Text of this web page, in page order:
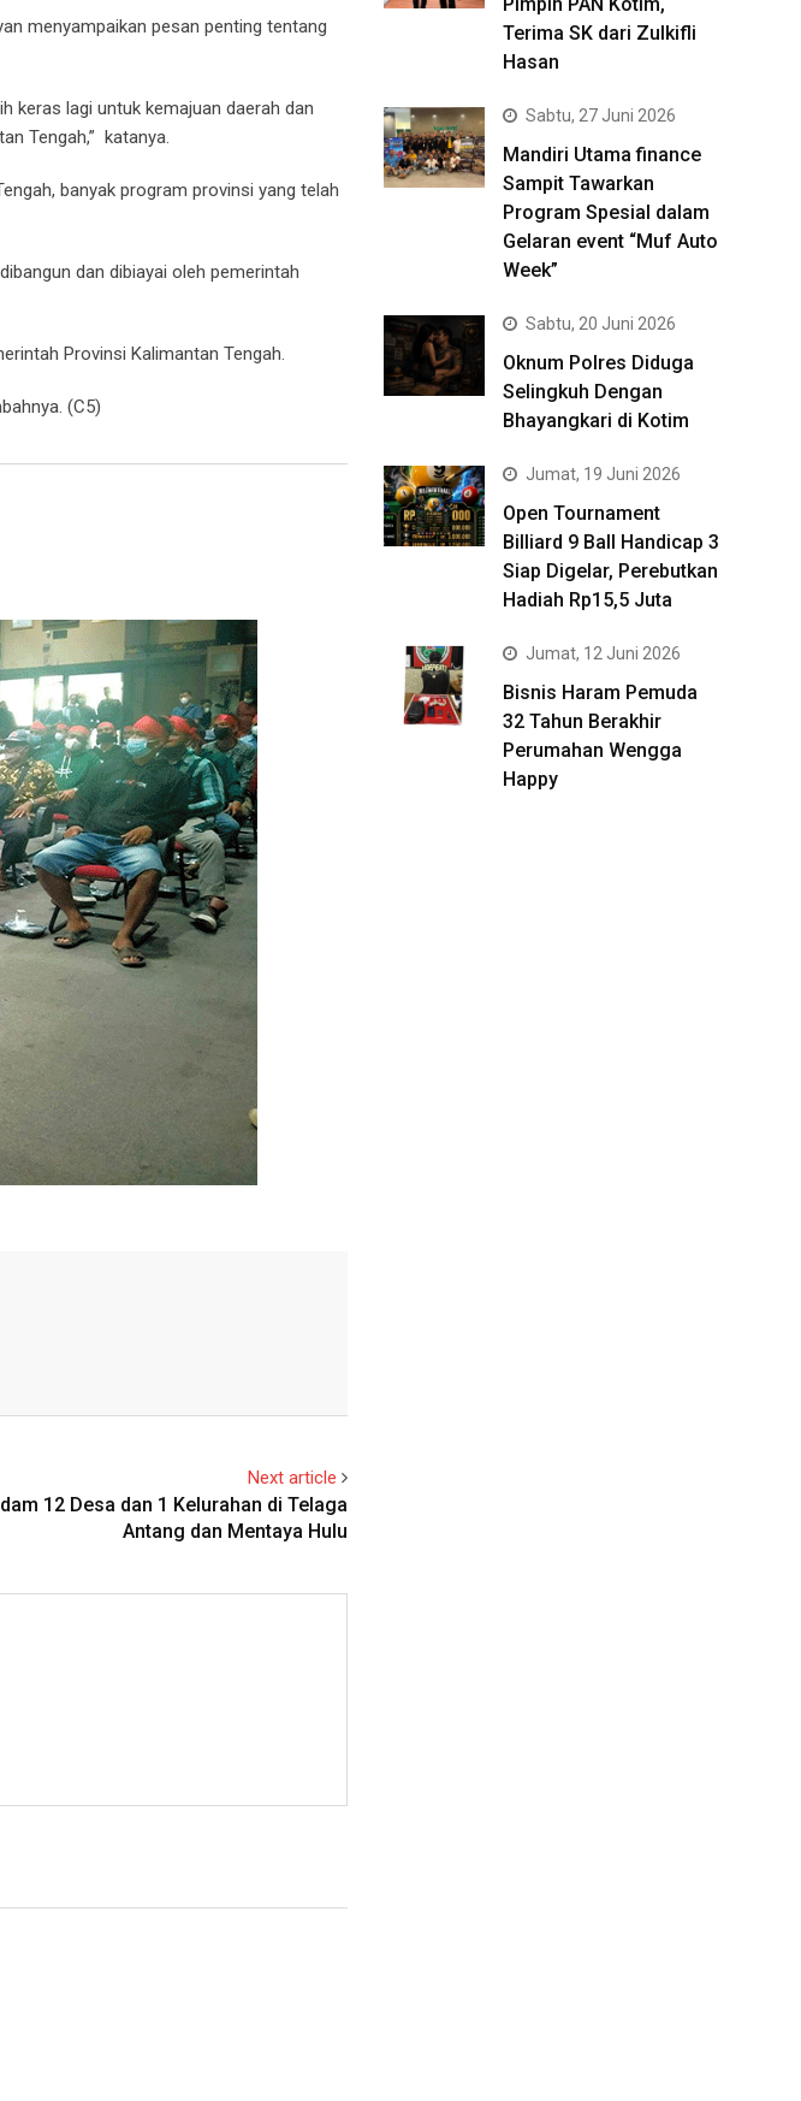
menyampaikan pesan penting tentang
keras lagi untuk kemajuan daerah dan
Tengah,” katanya.
banyak program provinsi yang telah
dan dibiayai oleh pemerintah
Provinsi Kalimantan Tengah.
(C5)
Next article
12 Desa dan 1 Kelurahan di Telaga
Antang dan Mentaya Hulu
Terima SK dari Zulkifli
Hasan
Sabtu, 27 Juni 2026
Mandiri Utama finance
Sampit Tawarkan
Program Spesial dalam
Gelaran event “Muf Auto
Week”
Sabtu, 20 Juni 2026
Oknum Polres Diduga
Selingkuh Dengan
Bhayangkari di Kotim
Jumat, 19 Juni 2026
Open Tournament
Billiard 9 Ball Handicap 3
Siap Digelar, Perebutkan
Hadiah Rp15,5 Juta
Jumat, 12 Juni 2026
Bisnis Haram Pemuda
32 Tahun Berakhir
Perumahan Wengga
Happy